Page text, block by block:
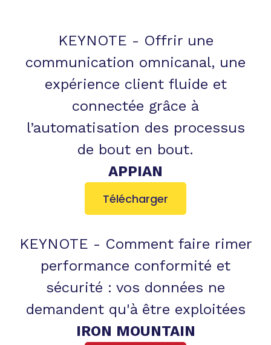
KEYNOTE - Offrir une
communication omnicanal, une
expérience client fluide et
connectée grâce à
l’automatisation des processus
de bout en bout.
APPIAN
Télécharger
KEYNOTE - Comment faire rimer
performance conformité et
sécurité : vos données ne
demandent qu'à être exploitées
IRON MOUNTAIN